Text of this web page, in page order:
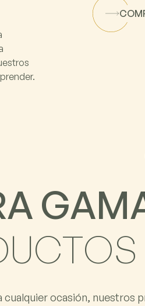
A GAM
UCTOS
ocasión, nuestros